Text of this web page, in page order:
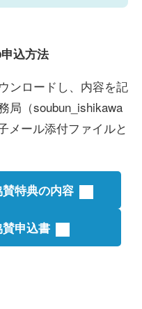
込方法
ンロードし、内容を記
局（soubun_ishikawa
メール添付ファイルと
特典の内容
申込書